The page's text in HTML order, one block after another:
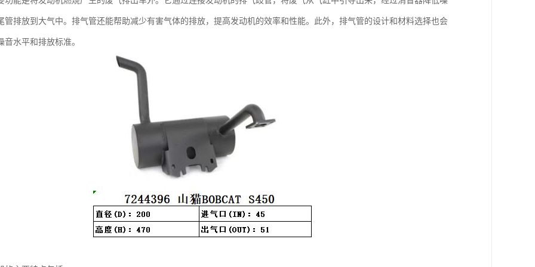
管排放到大气中。排气管还能帮助减少有害气体的排放，提高发动机的效率和性能。此外，排气管的设计和材料选择也会
音水平和排放标准。